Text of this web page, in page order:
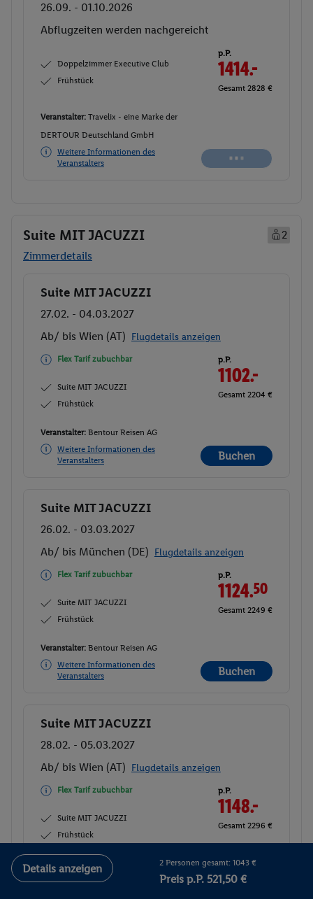
26.09. - 01.10.2026
Ab/ bis Klagenfurt (AT) Flugdetails anzeigen
Doppelzimmer Executive Club
Frühstück
p.P.
1414.-
Gesamt 2828 €
Veranstalter: Travelix - eine Marke der
DERTOUR Deutschland GmbH
Weitere Informationen des
Veranstalters
Buchen
Suite MIT JACUZZI
2
Zimmerdetails
Buchen
Suite MIT JACUZZI
27.02. - 04.03.2027
Ab/ bis Wien (AT) Flugdetails anzeigen
Flex Tarif zubuchbar
Suite MIT JACUZZI
Frühstück
p.P.
1102.-
Gesamt 2204 €
Veranstalter: Bentour Reisen AG
Weitere Informationen des
Veranstalters
Buchen
Buchen
Suite MIT JACUZZI
26.02. - 03.03.2027
Ab/ bis München (DE) Flugdetails anzeigen
Flex Tarif zubuchbar
Suite MIT JACUZZI
Frühstück
p.P.
1124.50
Gesamt 2249 €
Veranstalter: Bentour Reisen AG
Weitere Informationen des
Veranstalters
Buchen
Buchen
Suite MIT JACUZZI
28.02. - 05.03.2027
Ab/ bis Wien (AT) Flugdetails anzeigen
Flex Tarif zubuchbar
Suite MIT JACUZZI
Frühstück
p.P.
1148.-
Gesamt 2296 €
Veranstalter:
Bentour Reisen AG
Weitere Informationen des
Buchen
Details anzeigen 2 Personen gesamt: 1043 €
Preis p.P. 521,50 €